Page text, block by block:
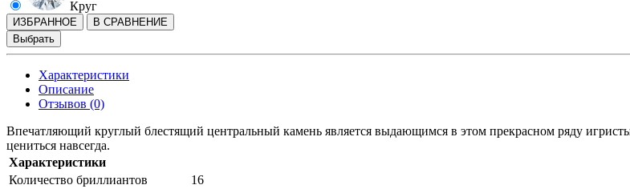
Круг
ИЗБРАННОЕ
В СРАВНЕНИЕ
Выбрать
Характеристики
Описание
Отзывов (0)
Впечатляющий круглый блестящий центральный камень является выдающимся в этом прекрасном ряду
цениться навсегда.
Характеристики
Количество бриллиантов
16